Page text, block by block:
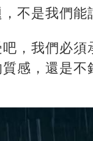
不是我們能
，我們必
感，還是不